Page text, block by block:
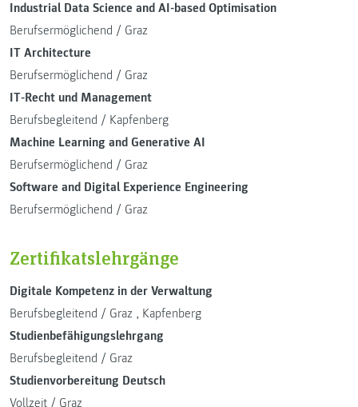
Industrial Data Science and AI-based Optimisation
Berufsermöglichend / Graz
IT Architecture
Berufsermöglichend / Graz
IT-Recht und Management
Berufsbegleitend / Kapfenberg
Machine Learning and Generative AI
Berufsermöglichend / Graz
Software and Digital Experience Engineering
Berufsermöglichend / Graz
Zertifikatslehrgänge
Digitale Kompetenz in der Verwaltung
Berufsbegleitend / Graz , Kapfenberg
Studienbefähigungslehrgang
Berufsbegleitend / Graz
Studienvorbereitung Deutsch
Vollzeit / Graz